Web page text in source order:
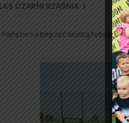
LKS CZARNI RZĄŚNIA I
Państwo obejrzeć krótką